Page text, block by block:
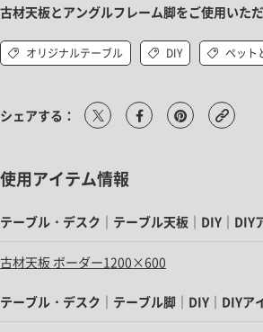
古材天板とアングルフレーム脚をご使用いただ
オリジナルテーブル DIY ペット
シェアする：
使用アイテム情報
テーブル・デスク｜テーブル天板｜DIY｜DIY
古材天板 ボーダー1200×600
テーブル・デスク｜テーブル脚｜DIY｜DIYア